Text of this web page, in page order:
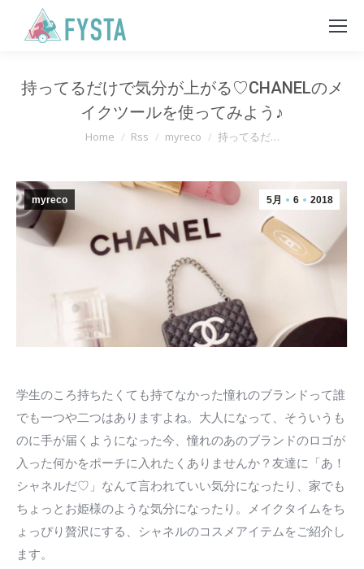
持ってるだけで気分が上がる♡CHANELのメ
イクツールを使ってみよう♪
You are here:
Home Rss myreco 持ってるだ…
5月 6 2018
myreco
学生のころ持ちたくても持てなかった憧れのブランドって誰
でも一つや二つはありますよね。大人になって、そういうも
のに手が届くようになった今、憧れのあのブランドのロゴが
入った何かをポーチに入れたくありませんか？友達に「あ！
シャネルだ♡」なんて言われていい気分になったり、家でも
ちょっとお姫様のような気分になったり。メイクタイムをち
ょっぴり贅沢にする、シャネルのコスメアイテムをご紹介し
ます。